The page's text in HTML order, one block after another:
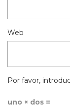
Web
Por favor,
uno × dos =